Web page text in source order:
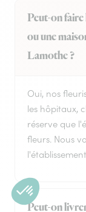
Peut-on
ou une
Lamothe ?
Oui, nos
les hôpitaux,
réserve que
fleurs. Nous
Peut-on